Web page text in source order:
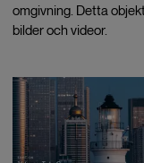
omgivning. Detta
bilder och videor.